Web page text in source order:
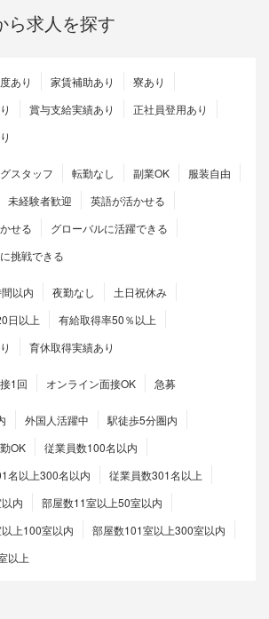
ら求人を探す
あり 家賃補助あり
寮あり
賞与支給実績あり
正社員登用あり
スタッフ 転勤なし 副業OK
服装自由
未経験者歓迎
英語が活かせる
せる
グローバルに活躍できる
挑戦できる
以内 夜勤なし
土日祝休み
日以上
有給取得率50％以上
育休取得実績あり
1回 オンライン面接OK 急募
外国人活躍中
駅徒歩5分圏内
OK
従業員数100名以内
名以上300名以内
従業員数301名以上
内
部屋数11室以上50室以内
上100室以内
部屋数101室以上300室以内
以上